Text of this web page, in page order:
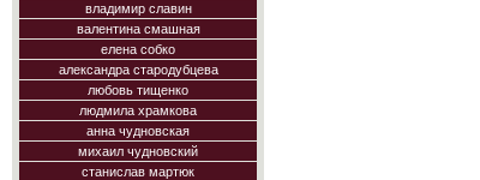
владимир славин
валентина смашная
елена собко
александра стародубцева
любовь тищенко
людмила храмкова
анна чудновская
михаил чудновский
станислав мартюк